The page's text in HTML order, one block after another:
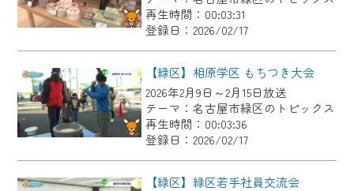
再生時間：00:03:31
登録日：2026/02/17
【緑区】相原学区 もちつき大会
2026年2月9日～2月15日放送
テーマ：名古屋市緑区のトピックス
再生時間：00:03:36
登録日：2026/02/17
【緑区】緑区若手社員交流会
年9月24日からリニューアルします！
【変更点】
◆デザイン変更により、お住まいの地域
の動画コンテンツが一目瞭然。
◆当社アプリやＰＣブラウザから、いつ
でも・どこでも・外出先でも！
CCNetサービスエリア20市町の地域情報
番組をご視聴いただけます！